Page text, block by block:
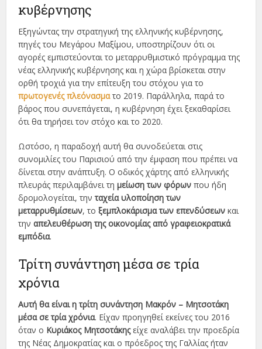
κυβέρνησης
Εξηγώντας την στρατηγική της ελληνικής κυβέρνησης,
πηγές του Μεγάρου Μαξίμου, υποστηρίζουν ότι οι
αγορές εμπιστεύονται το μεταρρυθμιστικό πρόγραμμα της
νέας ελληνικής κυβέρνησης και η χώρα βρίσκεται στην
ορθή τροχιά για την επίτευξη του στόχου για το
πρωτογενές πλεόνασματο 2019. Παράλληλα, παρά το
βάρος που συνεπάγεται, η κυβέρνηση έχει ξεκαθαρίσει
ότι θα τηρήσει τον στόχο και το 2020.
Ωστόσο, η παραδοχή αυτή θα συνοδεύεται στις
συνομιλίες του Παρισιού από την έμφαση που πρέπει να
δίνεται στην ανάπτυξη. Ο οδικός χάρτης από ελληνικής
πλευράς περιλαμβάνει τημείωση των φόρων που ήδη
δρομολογείται, τηνταχεία υλοποίηση των
μεταρρυθμίσεων, τοξεμπλοκάρισμα των επενδύσεων και
τηναπελευθέρωση της οικονομίας από γραφειοκρατικά
εμπόδια.
Τρίτη συνάντηση μέσα σε τρία
χρόνια
Αυτή θα είναι η τρίτη συνάντηση Μακρόν – Μητσοτάκη
μέσα σε τρία χρόνια. Είχαν προηγηθεί εκείνες του 2016
όταν ο Κυριάκος Μητσοτάκηςείχε αναλάβει την προεδρία
της Νέας Δημοκρατίας και ο πρόεδρος της Γαλλίας ήταν